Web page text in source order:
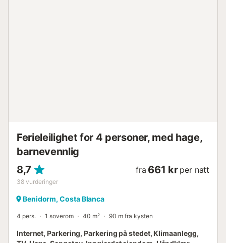
Ferieleilighet for 4 personer, med hage,
barnevennlig
8,7
38 vurderinger
fra 661 kr per natt
Benidorm, Costa Blanca
4 pers. 1 soverom 40 m² 90 m fra kysten
Internet, Parkering, Parkering på stedet, Klimaanlegg,